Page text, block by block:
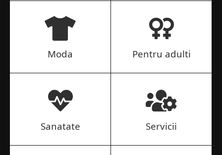
Moda Pentru adulti
Sanatate Servicii